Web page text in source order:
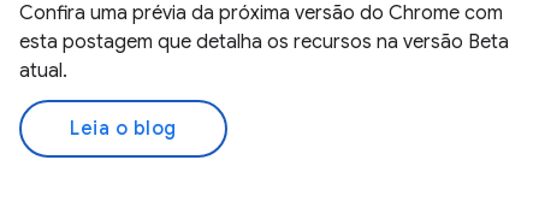
Confira uma prévia da próxima versão do Chrome com
esta postagem que detalha os recursos na versão Beta
atual.
Leia o blog